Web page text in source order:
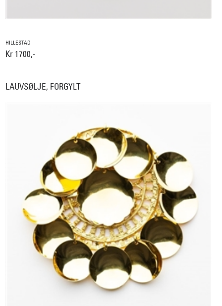
HILLESTAD
Kr 1700,-
LAUVSØLJE, FORGYLT